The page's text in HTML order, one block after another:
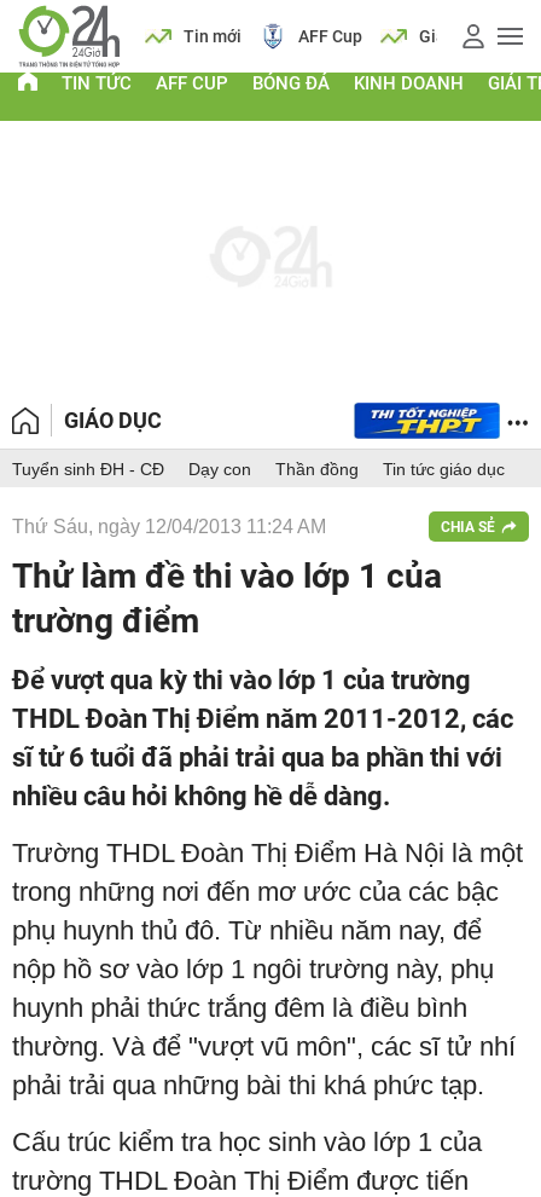
Lịch Tin mới AFF Cup Giá vàng
TIN TỨC AFF CUP BÓNG ĐÁ KINH DOANH GIẢI
GIÁO DỤC
Tuyển sinh ĐH - CĐ Dạy con Thần đồng Tin tức giáo dục
Thứ Sáu, ngày 12/04/2013 11:24 AM CHIA SẺ
Thử làm đề thi vào lớp 1 của
trường điểm
Để vượt qua kỳ thi vào lớp 1 của trường
THDL Đoàn Thị Điểm năm 2011-2012, các
sĩ tử 6 tuổi đã phải trải qua ba phần thi với
nhiều câu hỏi không hề dễ dàng.
Trường THDL Đoàn Thị Điểm Hà Nội là một
trong những nơi đến mơ ước của các bậc
phụ huynh thủ đô. Từ nhiều năm nay, để
nộp hồ sơ vào lớp 1 ngôi trường này, phụ
huynh phải thức trắng đêm là điều bình
thường. Và để "vượt vũ môn", các sĩ tử nhí
phải trải qua những bài thi khá phức tạp.
Cấu trúc kiểm tra học sinh vào lớp 1 của
trường THDL Đoàn Thị Điểm được tiến